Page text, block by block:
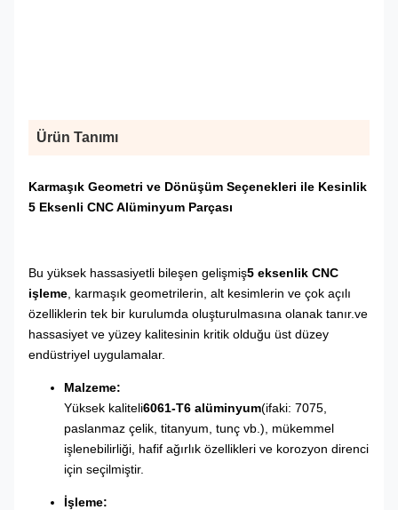
Ürün Tanımı
Karmaşık Geometri ve Dönüşüm Seçenekleri ile Kesinlik
5 Eksenli CNC Alüminyum Parçası
Bu yüksek hassasiyetli bileşen gelişmiş5 eksenlik CNC
işleme , karmaşık geometrilerin, alt kesimlerin ve çok açılı
özelliklerin tek bir kurulumda oluşturulmasına olanak tanır.ve
hassasiyet ve yüzey kalitesinin kritik olduğu üst düzey
endüstriyel uygulamalar.
Malzeme:
Yüksek kaliteli6061-T6 alüminyum(ifaki: 7075,
paslanmaz çelik, titanyum, tunç vb.), mükemmel
işlenebilirliği, hafif ağırlık özellikleri ve korozyon direnci
için seçilmiştir.
İşleme: